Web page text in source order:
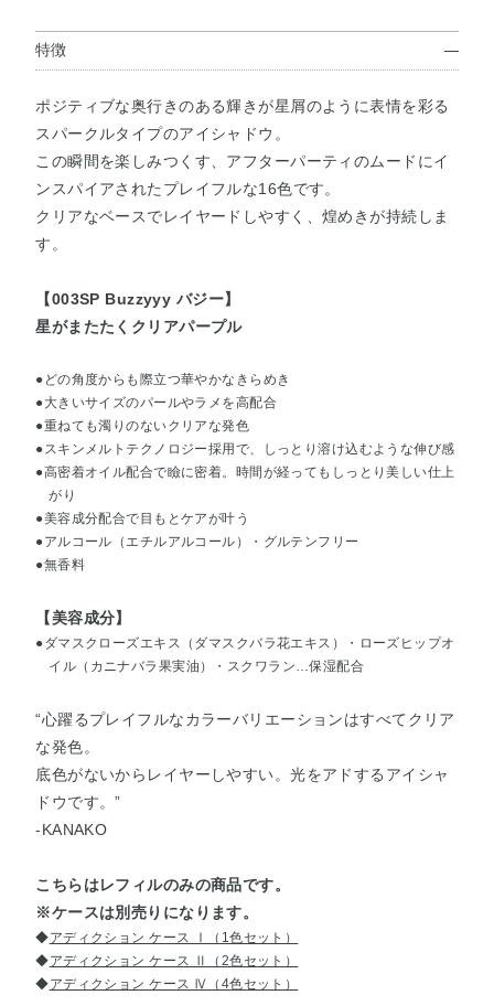
特徴
ポジティブな奥行きのある輝きが星屑のように表情を彩る
スパークルタイプのアイシャドウ。
この瞬間を楽しみつくす、アフターパーティのムードにイ
ンスパイアされたプレイフルな16色です。
クリアなベースでレイヤードしやすく、煌めきが持続しま
す。
【003SP Buzzyyy バジー】
星がまたたくクリアパープル
●どの角度からも際立つ華やかなきらめき
●大きいサイズのパールやラメを高配合
●重ねても濁りのないクリアな発色
●スキンメルトテクノロジー採用で、しっとり溶け込むような伸び感
●高密着オイル配合で瞼に密着。時間が経ってもしっとり美しい仕上
がり
●美容成分配合で目もとケアが叶う
●アルコール（エチルアルコール）・グルテンフリー
●無香料
【美容成分】
●ダマスクローズエキス（ダマスクバラ花エキス）・ローズヒップオ
イル（カニナバラ果実油）・スクワラン…保湿配合
“心躍るプレイフルなカラーバリエーションはすべてクリア
な発色。
底色がないからレイヤーしやすい。光をアドするアイシャ
ドウです。”
-KANAKO
こちらはレフィルのみの商品です。
※ケースは別売りになります。
◆アディクション ケース Ⅰ（1色セット）
◆アディクション ケース Ⅱ（2色セット）
◆アディクション ケース Ⅳ（4色セット）